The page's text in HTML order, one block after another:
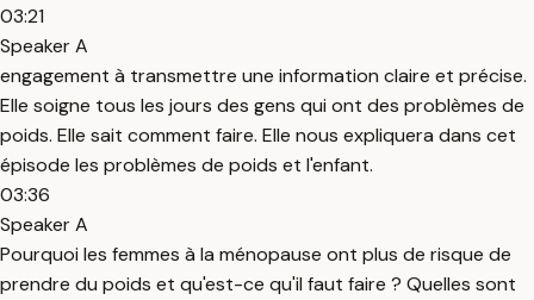
03:21
Speaker A
engagement à transmettre une information claire et précise.
Elle soigne tous les jours des gens qui ont des problèmes de
poids. Elle sait comment faire. Elle nous expliquera dans cet
épisode les problèmes de poids et l'enfant.
03:36
Speaker A
Pourquoi les femmes à la ménopause ont plus de risque de
prendre du poids et qu'est-ce qu'il faut faire ? Quelles sont